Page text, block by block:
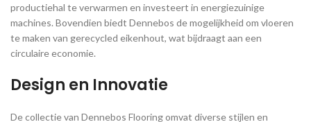
productiehal te verwarmen en investeert in energiezuinige
machines. Bovendien biedt Dennebos de mogelijkheid om vloeren
te maken van gerecycled eikenhout, wat bijdraagt aan een
circulaire economie.
Design en Innovatie
De collectie van Dennebos Flooring omvat diverse stijlen en